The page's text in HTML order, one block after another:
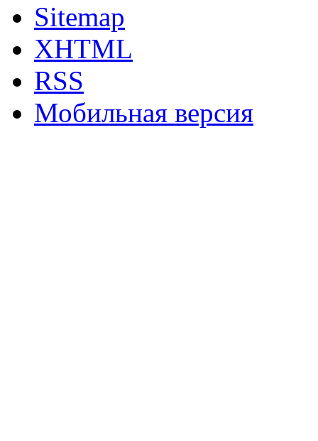
Sitemap
XHTML
RSS
Мобильная версия